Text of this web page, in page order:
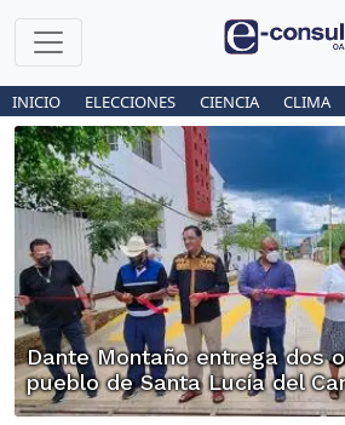
INICIO ELECCIONES CIENCIA CLIMA
Dante Montaño entrega dos
pueblo de Santa Lucía del